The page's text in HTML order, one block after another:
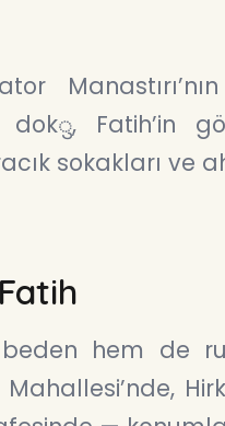
Fatih’in
sokakları ve
hem de